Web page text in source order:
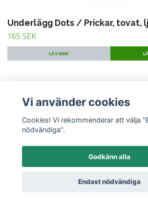
Underlägg Dots / Prickar, tovat,
165 SEK
LÄS MER
Vi använder cookies
Cookies! Vi rekommenderar att välja
nödvändiga".
Godkänn alla
Endast nödvändiga